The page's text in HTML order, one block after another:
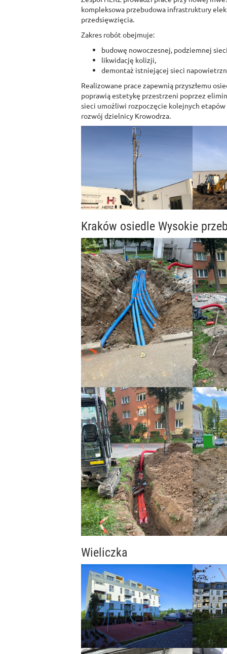
kompleksowa przebudowa infrastruktury
przedsięwzięcia.
Zakres robót obejmuje:
budowę nowoczesnej, podziemnej
likwidację kolizji,
demontaż istniejącej sieci
Realizowane prace zapewnią przyszłemu
poprawią estetykę przestrzeni poprzez
sieci umożliwi rozpoczęcie kolejnych
rozwój dzielnicy Krowodrza.
Kraków osiedle Wysokie
Wieliczka